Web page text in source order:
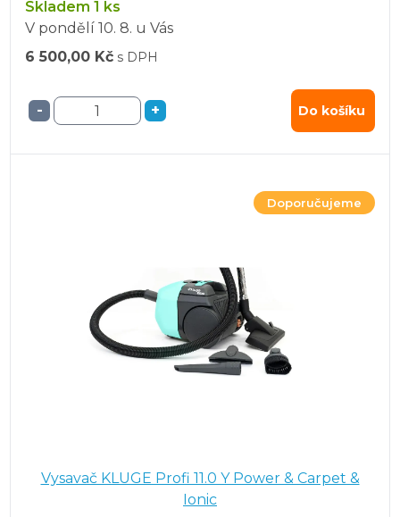
Skladem 1 ks
V pondělí 10. 8. u Vás
6 500,00 Kč s DPH
- + Do košíku
Doporučujeme
Vysavač KLUGE Profi 11.0 Y Power & Carpet &
Ionic